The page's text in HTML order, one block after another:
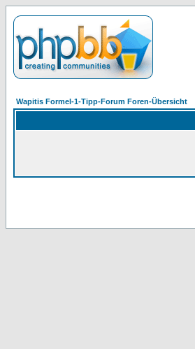
Wapitis Formel-1-Tipp-Forum Foren-Übersicht